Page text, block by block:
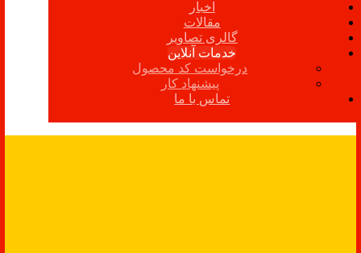
اخبار
مقالات
گالری تصاویر
خدمات آنلاین
درخواست کد محصول
پیشنهاد کار
تماس با ما